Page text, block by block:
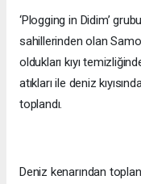
‘Plogging in Didim’
sahillerinden olan
oldukları kıyı
atıkları ile deniz
toplandı.
Deniz kenarından